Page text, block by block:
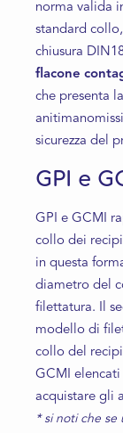
norma valida
standard
chiusura
flacone
che presenta
sicurezza del
GPI e
GPI e GCMI
collo dei
in questa
diametro del
filettatura. Il
modello di
collo del
GCMI
acquistare gli
* si noti che